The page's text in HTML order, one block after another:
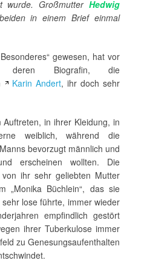
wurde. Großmutter Hedwig
in einem Brief einmal
gewesen, hat vor
Biografin, die
Karin Andert, ihr doch sehr
in ihrer Kleidung, in
weiblich, während die
bevorzugt männlich und
erscheinen wollten. Die
ihr sehr geliebten Mutter
„Monika Büchlein“, das sie
lose führte, immer wieder
empfindlich gestört
ihrer Tuberkulose immer
zu Genesungsaufenthalten